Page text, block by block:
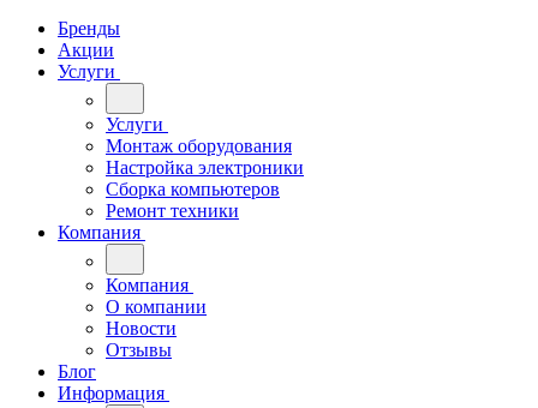
Бренды
Акции
Услуги
Услуги
Монтаж оборудования
Настройка электроники
Сборка компьютеров
Ремонт техники
Компания
Компания
О компании
Новости
Отзывы
Блог
Информация